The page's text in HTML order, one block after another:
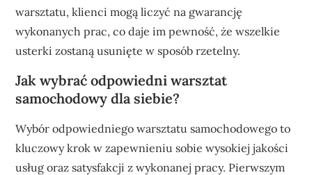
warsztatu, klienci mogą liczyć na gwarancję
wykonanych prac, co daje im pewność, że wszelkie
usterki zostaną usunięte w sposób rzetelny.
Jak wybrać odpowiedni warsztat
samochodowy dla siebie?
Wybór odpowiedniego warsztatu samochodowego to
kluczowy krok w zapewnieniu sobie wysokiej jakości
usług oraz satysfakcji z wykonanej pracy. Pierwszym